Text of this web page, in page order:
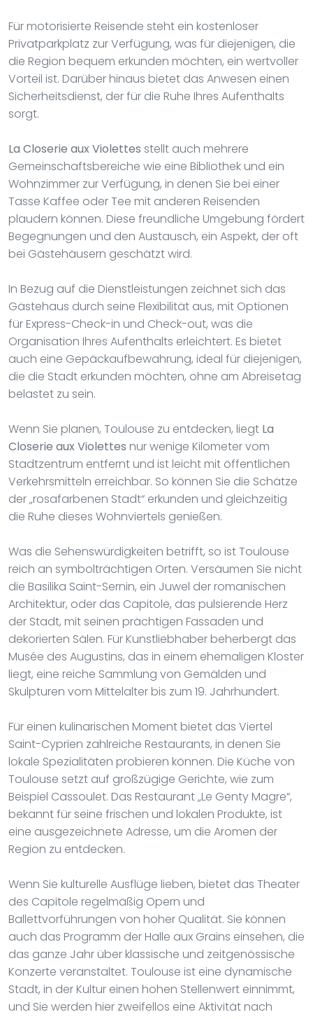
Für motorisierte Reisende steht ein kostenloser
Privatparkplatz zur Verfügung, was für diejenigen, die
die Region bequem erkunden möchten, ein wertvoller
Vorteil ist. Darüber hinaus bietet das Anwesen einen
Sicherheitsdienst, der für die Ruhe Ihres Aufenthalts
sorgt.
La Closerie aux Violettes stellt auch mehrere
Gemeinschaftsbereiche wie eine Bibliothek und ein
Wohnzimmer zur Verfügung, in denen Sie bei einer
Tasse Kaffee oder Tee mit anderen Reisenden
plaudern können. Diese freundliche Umgebung fördert
Begegnungen und den Austausch, ein Aspekt, der oft
bei Gästehäusern geschätzt wird.
In Bezug auf die Dienstleistungen zeichnet sich das
Gästehaus durch seine Flexibilität aus, mit Optionen
für Express-Check-in und Check-out, was die
Organisation Ihres Aufenthalts erleichtert. Es bietet
auch eine Gepäckaufbewahrung, ideal für diejenigen,
die die Stadt erkunden möchten, ohne am Abreisetag
belastet zu sein.
Wenn Sie planen, Toulouse zu entdecken, liegt La
Closerie aux Violettes nur wenige Kilometer vom
Stadtzentrum entfernt und ist leicht mit öffentlichen
Verkehrsmitteln erreichbar. So können Sie die Schätze
der „rosafarbenen Stadt“ erkunden und gleichzeitig
die Ruhe dieses Wohnviertels genießen.
Was die Sehenswürdigkeiten betrifft, so ist Toulouse
reich an symbolträchtigen Orten. Versäumen Sie nicht
die Basilika Saint-Sernin, ein Juwel der romanischen
Architektur, oder das Capitole, das pulsierende Herz
der Stadt, mit seinen prächtigen Fassaden und
dekorierten Sälen. Für Kunstliebhaber beherbergt das
Musée des Augustins, das in einem ehemaligen Kloster
liegt, eine reiche Sammlung von Gemälden und
Skulpturen vom Mittelalter bis zum 19. Jahrhundert.
Für einen kulinarischen Moment bietet das Viertel
Saint-Cyprien zahlreiche Restaurants, in denen Sie
lokale Spezialitäten probieren können. Die Küche von
Toulouse setzt auf großzügige Gerichte, wie zum
Beispiel Cassoulet. Das Restaurant „Le Genty Magre“,
bekannt für seine frischen und lokalen Produkte, ist
eine ausgezeichnete Adresse, um die Aromen der
Region zu entdecken.
Wenn Sie kulturelle Ausflüge lieben, bietet das Theater
des Capitole regelmäßig Opern und
Ballettvorführungen von hoher Qualität. Sie können
auch das Programm der Halle aux Grains einsehen, die
das ganze Jahr über klassische und zeitgenössische
Konzerte veranstaltet. Toulouse ist eine dynamische
Stadt, in der Kultur einen hohen Stellenwert einnimmt,
und Sie werden hier zweifellos eine Aktivität nach